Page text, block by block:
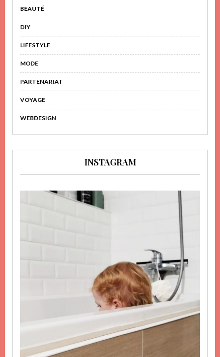
BEAUTÉ
DIY
LIFESTYLE
MODE
PARTENARIAT
VOYAGE
WEBDESIGN
INSTAGRAM